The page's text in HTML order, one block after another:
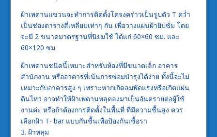
ฝ้าเพดานแขวนจะทำการติดตั้งโครงคร่าวเป็นรูปตัว T คว่ำ
เป็นช่องตารางสี่เหลี่ยมเท่าๆ กัน เพื่อวางแผ่นฝ้ายิปซั่ม โดย
จะมี 2 ขนาดมาตรฐานที่นิยมใช้ ได้แก่ 60×60 ซม. และ
60×120 ซม.
ฝ้าเพดานชนิดนี้เหมาะสำหรับห้องที่มีขนาดเล็ก อาคาร
สำนักงาน หรืออาคารที่เน้นการซ่อมบำรุงได้ง่าย ทั้งนี้จะไม่
เหมาะกับอาคารสูง ๆ เพราะหากเกิดลมพัดแรงหรือเกิดแผ่น
ดินไหว อาจทำให้ฝ้าเพดานหลุดลงมาเป็นอันตรายต่อผู้ใช้
งานค่ะ หรือถ้าต้องการติดตั้งในพื้นที่ ที่มีความชื้นสูง ควร
เลือกฝ้า T- bar แบบกันชื้นเพื่อป้องกันเชื้อรา
3. ฝ้าหลุม